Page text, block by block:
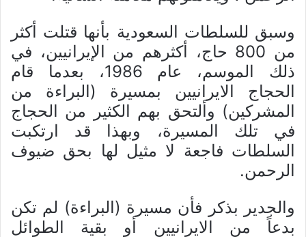
وسبق للسلطات السعودية بأنها قتلت أكثر
من 800 حاج، أكثرهم من الإيرانيين، في
ذلك الموسم، عام 1986، بعدما قام
الحجاج الايرانيين بمسيرة (البراءة من
المشركين) وألتحق بهم الكثير من الحجاج
في تلك المسيرة، وبهذا قد ارتكبت
السلطات فاجعة لا مثيل لها بحق ضيوف
الرحمن.
والجدير بذكر فأن مسيرة (البراءة) لم تكن
بدعاً من الايرانيين أو بقية الطوائل